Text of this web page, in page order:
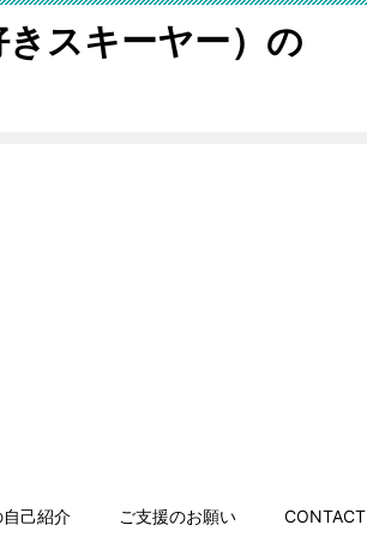
スキーヤー）の
己紹介 ご支援のお願い CONTACT